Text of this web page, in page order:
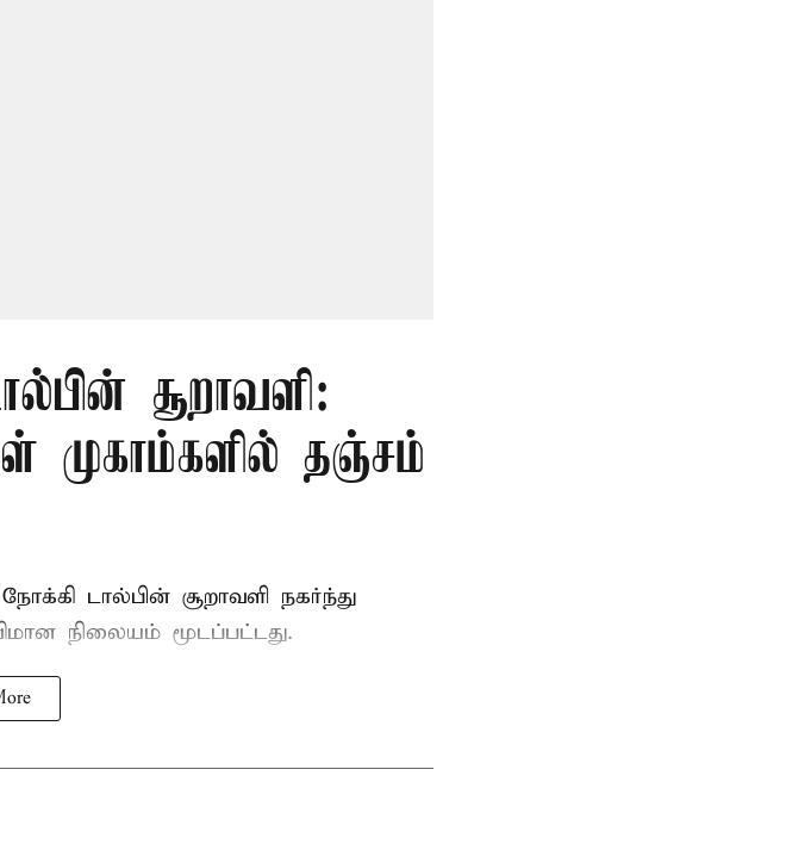
சூறாவளி:
முகாம்களில் தஞ்சம்
டால்பின் சூறாவளி நகர்ந்து
நிலையம் மூடப்பட்டது.